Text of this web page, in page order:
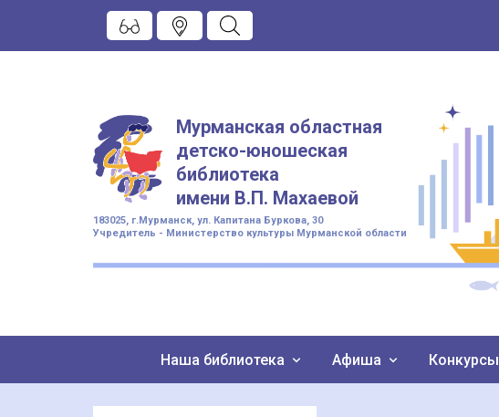
Мурманская областная
детско-юношеская
библиотека
имени В.П. Махаевой
183025, г.Мурманск, ул. Капитана Буркова, 30
Учредитель - Министерство культуры Мурманской области
Наша библиотека Афиша Конкурсы